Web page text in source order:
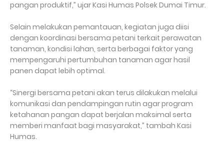
pangan produktif,” ujar Kasi Humas Polsek Dumai Timur.
Selain melakukan pemantauan, kegiatan juga diisi
dengan koordinasi bersama petani terkait perawatan
tanaman, kondisi lahan, serta berbagai faktor yang
mempengaruhi pertumbuhan tanaman agar hasil
panen dapat lebih optimal.
“Sinergi bersama petani akan terus dilakukan melalui
komunikasi dan pendampingan rutin agar program
ketahanan pangan dapat berjalan maksimal serta
memberi manfaat bagi masyarakat,” tambah Kasi
Humas.